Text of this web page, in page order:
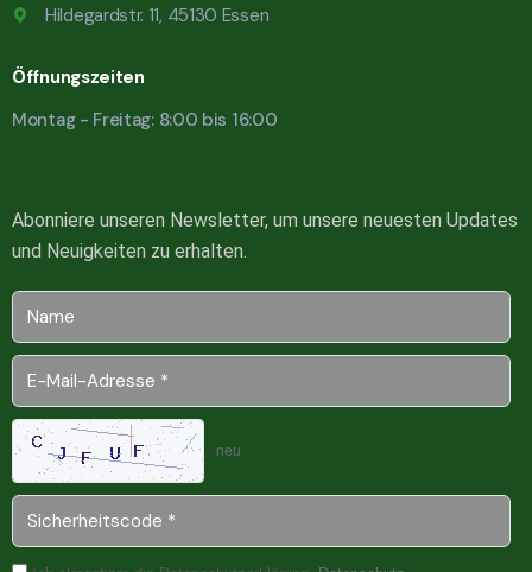
Hildegardstr. 11, 45130 Essen
Öffnungszeiten
Montag - Freitag: 8:00 bis 16:00
Abonniere unseren Newsletter, um unsere neuesten Updates
und Neuigkeiten zu erhalten.
neu